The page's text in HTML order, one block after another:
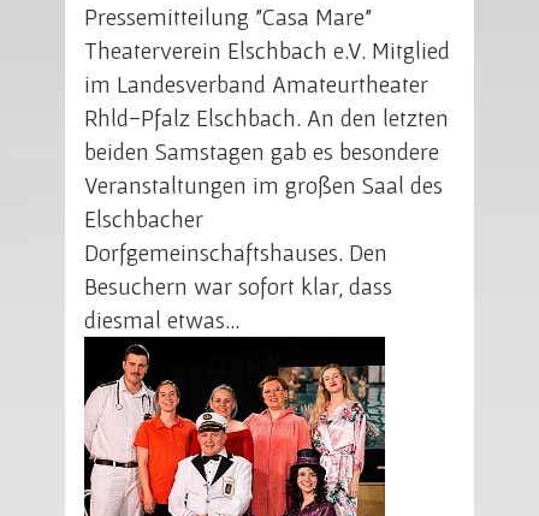
Pressemitteilung "Casa Mare"
Theaterverein Elschbach e.V. Mitglied
im Landesverband Amateurtheater
Rhld-Pfalz Elschbach. An den letzten
beiden Samstagen gab es besondere
Veranstaltungen im großen Saal des
Elschbacher
Dorfgemeinschaftshauses. Den
Besuchern war sofort klar, dass
diesmal etwas…